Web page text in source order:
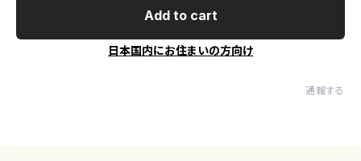
Add to cart
日本国内にお住まいの方向け
通報する